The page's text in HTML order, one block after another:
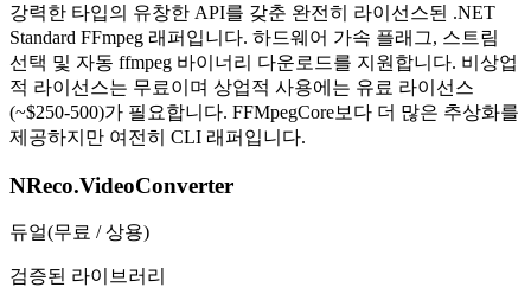
강력한 타입의 유창한 API를 갖춘 완전히 라이선스된 .NET
Standard FFmpeg 래퍼입니다. 하드웨어 가속 플래그, 스트림
선택 및 자동 ffmpeg 바이너리 다운로드를 지원합니다. 비상업
적 라이선스는 무료이며 상업적 사용에는 유료 라이선스
(~$250-500)가 필요합니다. FFMpegCore보다 더 많은 추상화를
제공하지만 여전히 CLI 래퍼입니다.
NReco.VideoConverter
듀얼(무료 / 상용)
검증된 라이브러리